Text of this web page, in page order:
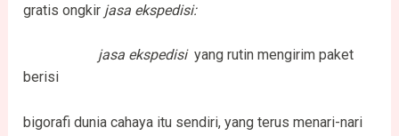
gratis ongkir jasa ekspedisi:
jasa ekspedisi yang rutin mengirim paket
berisi
bigorafi dunia cahaya itu sendiri, yang terus menari-nari